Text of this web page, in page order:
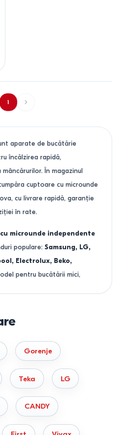
1
aparate de bucătărie
încălzirea rapidă,
În magazinul
cuptoare cu microunde
cu livrare rapidă, garanție
în rate.
microunde independente
populare: Samsung, LG,
Electrolux, Beko,
pentru bucătării mici,
de cuptoare
independente
— opțiune
birou.
încorporabile
—
Gorenje
Teka LG
CANDY